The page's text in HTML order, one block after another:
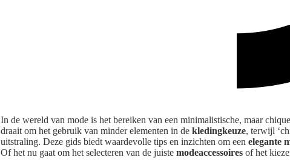
In de wereld van mode is het bereiken van een minimalistische, maar
draait om het gebruik van minder elementen in de kledingkeuze, terwijl
uitstraling. Deze gids biedt waardevolle tips en inzichten om een elegante
Of het nu gaat om het selecteren van de juiste modeaccessoires of het